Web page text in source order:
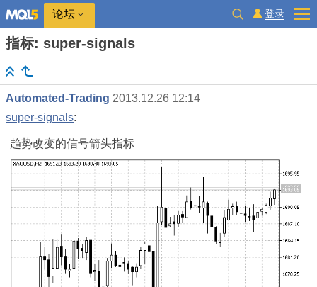
论坛 登录
指标: super-signals
Automated-Trading 2013.12.26 12:14
super-signals:
趋势改变的信号箭头指标